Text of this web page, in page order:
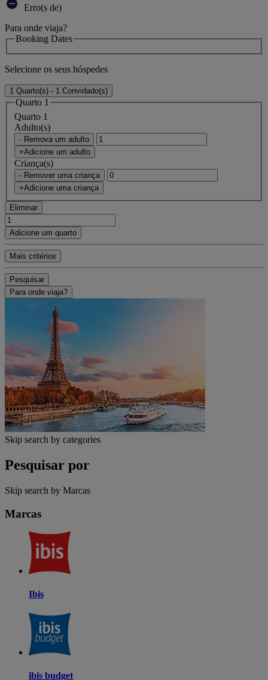
Erro(s de)
Para onde viaja?
Booking Dates
Selecione os seus hóspedes
1 Quarto(s) - 1 Convidado(s)
Quarto 1
Quarto 1
Adulto(s)
- Remova um adulto
+Adicione um adulto
Criança(s)
- Remover uma criança
+Adicione uma criança
Eliminar
Adicione um quarto
Mais critérios
Pesquisar
Para onde viaja?
Skip search by categories
Pesquisar por
Skip search by Marcas
Marcas
Ibis
ibis budget